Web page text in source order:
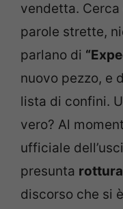
vendetta.
parole strette,
parlano di
nuovo pezzo, e
lista di confini.
vero? Al
ufficiale
presunta rottura
discorso che si